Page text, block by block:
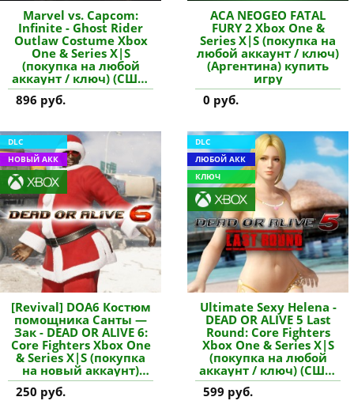
Marvel vs. Capcom:
Infinite - Ghost Rider
Outlaw Costume Xbox
One & Series X|S
(покупка на любой
аккаунт / ключ) (США)
купить дополнение
896 руб.
ACA NEOGEO FATAL
FURY 2 Xbox One &
Series X|S (покупка на
любой аккаунт / ключ)
(Аргентина) купить
игру
0 руб.
DLC
НОВЫЙ АКК
[Revival] DOA6 Костюм
помощника Санты —
Зак - DEAD OR ALIVE 6:
Core Fighters Xbox One
& Series X|S (покупка
на новый аккаунт)
купить дополнение
250 руб.
DLC
ЛЮБОЙ АКК
КЛЮЧ
Ultimate Sexy Helena -
DEAD OR ALIVE 5 Last
Round: Core Fighters
Xbox One & Series X|S
(покупка на любой
аккаунт / ключ) (США)
купить дополнение
599 руб.